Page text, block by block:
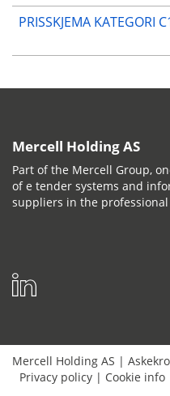
PRISSKJEMA KATEGORI
Mercell Holding AS
Part of the Mercell Group,
of e tender systems and
suppliers in the
Mercell Holding AS |
Privacy policy | Cookie info